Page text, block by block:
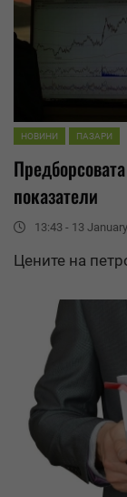
НОВИНИ ПАЗАРИ
показатели
13:43 - 13
Цените на